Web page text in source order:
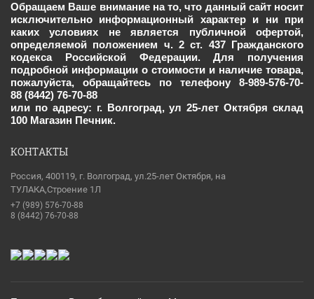
Обращаем Ваше внимание на то, что данный сайт носит
исключительно информационный характер и ни при
каких условиях не является публичной офертой,
определяемой положением ч. 2 ст. 437 Гражданского
кодекса Российской Федерации. Для получения
подробной информации о стоимости и наличие товара,
пожалуйста, обращайтесь по телефону 8-989-576-70-
88 (8442) 76-70-88
или по адресу: г. Волгоград, ул 25-лет Октября склад
100 Магазин Печник.
КОНТАКТЫ
Россия, 400119, г. Волгоград, ул.25-лет Октября, на
ТУЛАКА,Строение 1Л
+7 (989) 576-70-88
8 (8442) 76-70-88